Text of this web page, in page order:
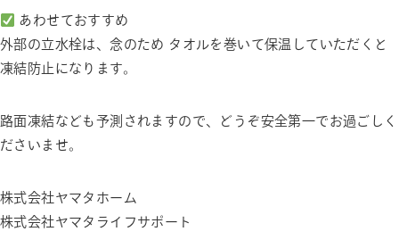
あわせておすすめ
外部の立水栓は、念のため タオルを巻いて保温していただくと
凍結防止になります。
路面凍結なども予測されますので、どうぞ安全第一でお過ごしく
ださいませ。
株式会社ヤマタホーム
株式会社ヤマタライフサポート